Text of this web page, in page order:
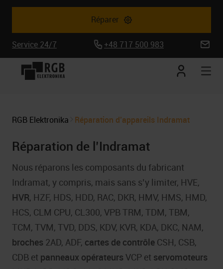
Réparer
Service 24/7 +48 717 500 983
Mon
RGB Elektronika
Réparation d’appareils Indramat
Réparation de l’Indramat
Nous réparons les composants du fabricant
Indramat, y compris, mais sans s’y limiter, HVE,
HVR, HZF, HDS, HDD, RAC, DKR, HMV, HMS, HMD,
HCS, CLM CPU, CL300, VPB TRM, TDM, TBM,
TCM, TVM, TVD, DDS, KDV, KVR, KDA, DKC, NAM,
broches 2AD, ADF, cartes de contrôle CSH, CSB,
CDB et panneaux opérateurs VCP et servomoteurs